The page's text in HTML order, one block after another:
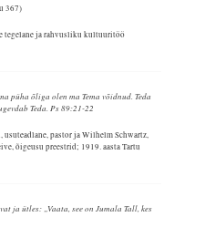
367)
tegelane ja rahvusliku kultuuritöö
püha õliga olen ma Tema võidnud. Teda
Teda. Ps 89:21-22
pastor ja Wilhelm Schwartz,
õigeusu preestrid; 1919. aasta Tartu
ja ütles: „Vaata, see on Jumala Tall, kes